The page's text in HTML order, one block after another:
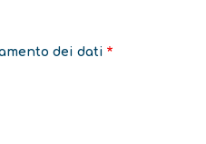
dei dati